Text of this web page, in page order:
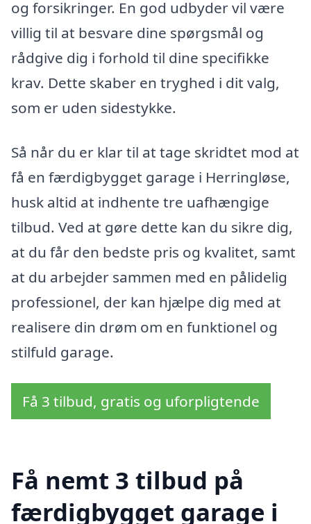
og forsikringer. En god udbyder vil være
villig til at besvare dine spørgsmål og
rådgive dig i forhold til dine specifikke
krav. Dette skaber en tryghed i dit valg,
som er uden sidestykke.
Så når du er klar til at tage skridtet mod at
få en færdigbygget garage i Herringløse,
husk altid at indhente tre uafhængige
tilbud. Ved at gøre dette kan du sikre dig,
at du får den bedste pris og kvalitet, samt
at du arbejder sammen med en pålidelig
professionel, der kan hjælpe dig med at
realisere din drøm om en funktionel og
stilfuld garage.
Få 3 tilbud, gratis og uforpligtende
Få nemt 3 tilbud på
færdigbygget garage i